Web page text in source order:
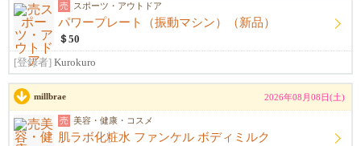
売 スポーツ・アウトドア
パワープレート（振動マシン）（新品）
＄50
[登録者] Kurokuro
millbrae 2026年08月08日(土)
売 美容・健康・コスメ
肌ラボ化粧水 ファンケル ボディミルク